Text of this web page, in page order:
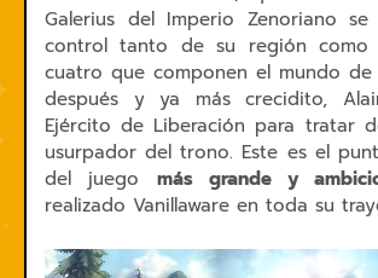
Galerius del Imperio Zenoriano
control tanto de su región como
cuatro que componen el mundo de
después y ya más crecidito,
Ejército de Liberación para tratar
usurpador del trono. Este es el
del juego más grande y
realizado Vanillaware en toda su